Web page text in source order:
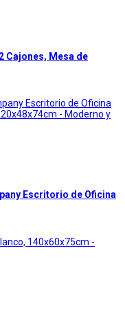
Cajones, Mesa de
Escritorio de Oficina